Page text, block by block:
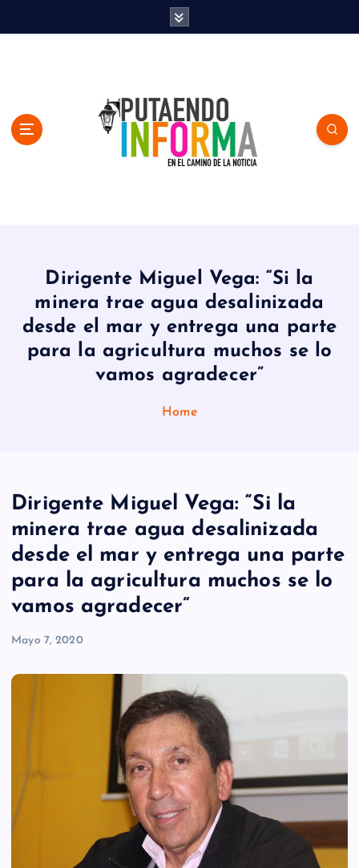
Dirigente Miguel Vega: “Si la
minera trae agua desalinizada
desde el mar y entrega una parte
para la agricultura muchos se lo
vamos agradecer”
Home
Dirigente Miguel Vega: “Si la
minera trae agua desalinizada
desde el mar y entrega una parte
para la agricultura muchos se lo
vamos agradecer”
Mayo 7, 2020